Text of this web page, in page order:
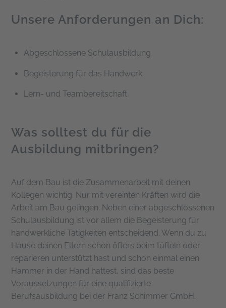
Unsere Anforderungen an Dich:
Abgeschlossene Schulausbildung
Begeisterung für das Handwerk
Lern- und Teambereitschaft
Was solltest du für die
Ausbildung mitbringen?
Auf dem Bau ist die Zusammenarbeit mit deinen
Kollegen wichtig. Nur mit vereinten Kräften wird die
Arbeit am Bau gelingen. Neben einer abgeschlossenen
Schulausbildung ist vor allem die Begeisterung für
handwerkliche Tätigkeiten entscheidend. Wenn du zu
Hause deinen Eltern schon öfters beim tüfteln oder
reparieren unterstützt hast und schon einmal einen
Hammer in der Hand hattest, sind das beste
Voraussetzungen für eine qualifizierte
Berufsausbildung bei der Franz Schimmer GmbH.